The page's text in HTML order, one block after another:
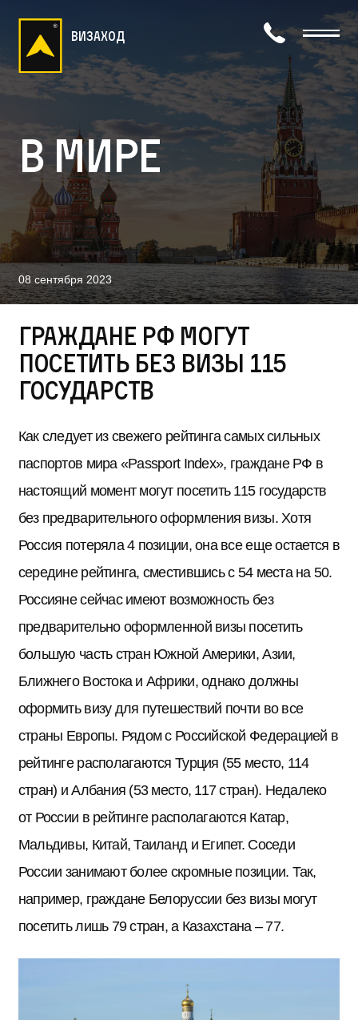
визаход
В мире
08 сентября 2023
Граждане РФ могут
посетить без визы 115
государств
Как следует из свежего рейтинга самых сильных
паспортов мира «Passport Index», граждане РФ в
настоящий момент могут посетить 115 государств
без предварительного оформления визы. Хотя
Россия потеряла 4 позиции, она все еще остается в
середине рейтинга, сместившись с 54 места на 50.
Россияне сейчас имеют возможность без
предварительно оформленной визы посетить
большую часть стран Южной Америки, Азии,
Ближнего Востока и Африки, однако должны
оформить визу для путешествий почти во все
страны Европы. Рядом с Российской Федерацией в
рейтинге располагаются Турция (55 место, 114
стран) и Албания (53 место, 117 стран). Недалеко
от России в рейтинге располагаются Катар,
Мальдивы, Китай, Таиланд и Египет. Соседи
России занимают более скромные позиции. Так,
например, граждане Белоруссии без визы могут
посетить лишь 79 стран, а Казахстана – 77.